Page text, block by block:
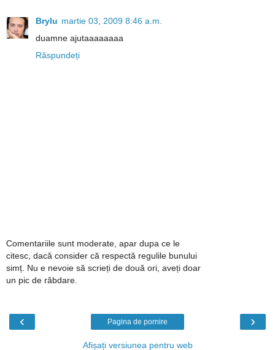
Brylu martie 03, 2009 8:46 a.m.
duamne ajutaaaaaaaa
Răspundeți
Comentariile sunt moderate, apar dupa ce le
citesc, dacă consider că respectă regulile bunului
simț. Nu e nevoie să scrieți de două ori, aveți doar
un pic de răbdare.
‹ ›
Pagina de pornire
Afișați versiunea pentru web